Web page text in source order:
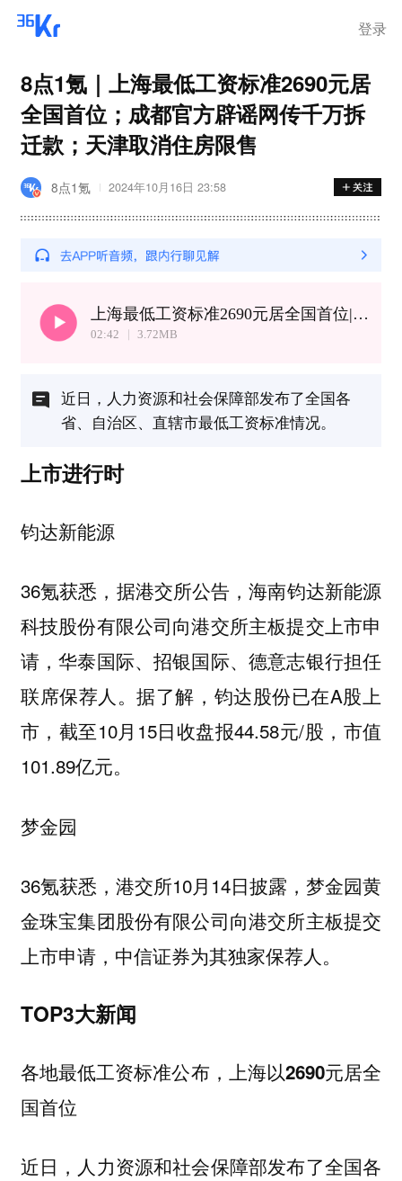
登录
8点1氪｜上海最低工资标准2690元居
全国首位；成都官方辟谣网传千万拆
迁款；天津取消住房限售
8点1氪 2024年10月16日 23:58
上海最低工资标准2690元居全国首位|天津取消住房限售
02:42 3.72MB
近日，人力资源和社会保障部发布了全国各
省、自治区、直辖市最低工资标准情况。
上市进行时
钧达新能源
36氪获悉，据港交所公告，海南钧达新能源
科技股份有限公司向港交所主板提交上市申
请，华泰国际、招银国际、德意志银行担任
联席保荐人。据了解，钧达股份已在A股上
市，截至10月15日收盘报44.58元/股，市值
101.89亿元。
梦金园
36氪获悉，港交所10月14日披露，梦金园黄
金珠宝集团股份有限公司向港交所主板提交
上市申请，中信证券为其独家保荐人。
TOP3大新闻
各地最低工资标准公布，上海以2690元居全
国首位
近日，人力资源和社会保障部发布了全国各